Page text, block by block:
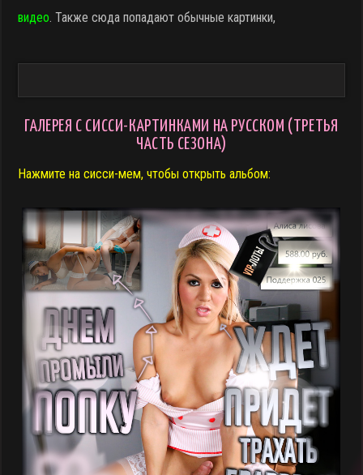
видео . Также сюда попадают обычные картинки,
ГАЛЕРЕЯ С СИССИ-КАРТИНКАМИ НА РУССКОМ (ТРЕТЬЯ
ЧАСТЬ СЕЗОНА)
Нажмите на сисси-мем, чтобы открыть альбом: